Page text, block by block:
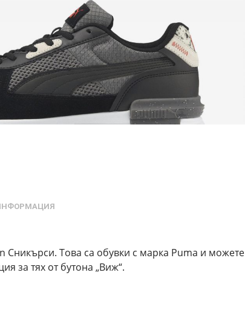
Сникърси. Това са обувки с марка Puma и можете
за тях от бутона „Виж“.